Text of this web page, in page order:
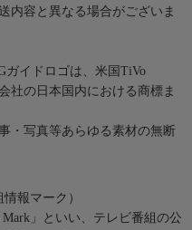
内容と異なる場合がございま
ガイドロゴは、米国TiVo
社の日本国内における商標ま
・写真等あらゆる素材の無断
報マーク）
」といい、テレビ番組の公